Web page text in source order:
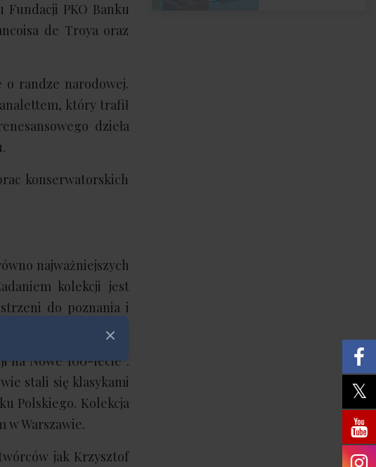
PKO Banku
de Troya oraz
o randze narodowej.
który trafił
dzieła
konserwatorskich
najważniejszych
kolekcji jest
do poznania i
na Nowe 100-lecie”.
stali się klasykami
Polskiego. Kolekcja
w Warszawie.
jak Krzysztof
Zamknij